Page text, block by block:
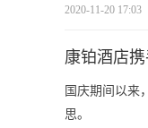
2020-11-20 17:03
康铂酒店
国庆期间以来
思。